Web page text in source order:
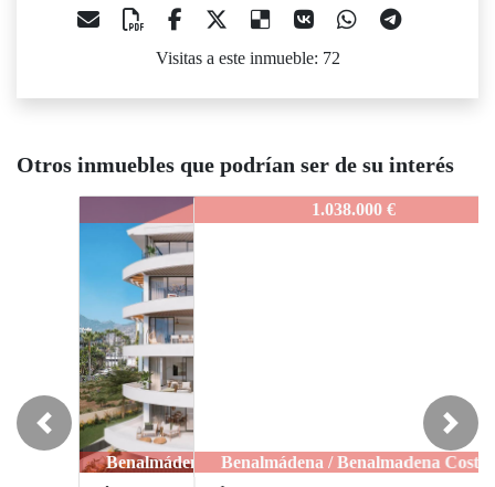
Visitas a este inmueble: 72
Otros inmuebles que podrían ser de su interés
IDEPCB-203
Benalmádena / Benalmadena Costa
Previous Next